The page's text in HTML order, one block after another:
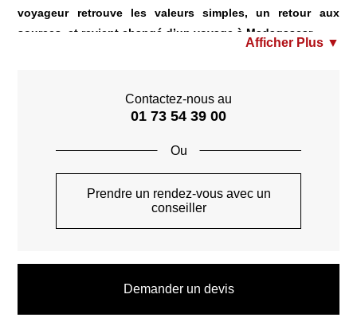
voyageur retrouve les valeurs simples, un retour aux
sources, et revient changé d’un voyage à Madagascar.
ethnies différentes selon les provinces. Île des ancêtres,
cultivée par les souvenirs et les traditions issus d’un mélange
toutes les caractéristiques d’un continent.
Le tropique du Capricorne traverse l’île du Nord au Sud, les
Contactez-nous au
01 73 54 39 00
Prendre un rendez-vous avec un
conseiller
Demander un devis